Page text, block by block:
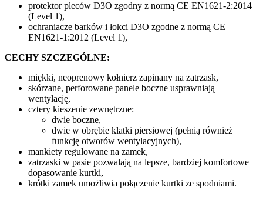
protektor pleców D3O zgodny z normą CE EN1621-2:2014
(Level 1),
ochraniacze barków i łokci D3O zgodne z normą CE
EN1621-1:2012 (Level 1),
CECHY SZCZEGÓLNE:
miękki, neoprenowy kołnierz zapinany na zatrzask,
skórzane, perforowane panele boczne usprawniają
wentylację,
cztery kieszenie zewnętrzne:
dwie boczne,
dwie w obrębie klatki piersiowej (pełnią również
funkcję otworów wentylacyjnych),
mankiety regulowane na zamek,
zatrzaski w pasie pozwalają na lepsze, bardziej komfortowe
dopasowanie kurtki,
krótki zamek umożliwia połączenie kurtki ze spodniami.